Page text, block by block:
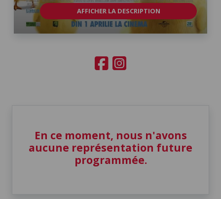
AFFICHER LA DESCRIPTION
En ce moment, nous n'avons
aucune représentation future
programmée.